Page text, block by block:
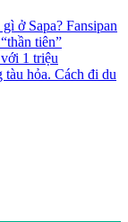
tiên”
1 triệu